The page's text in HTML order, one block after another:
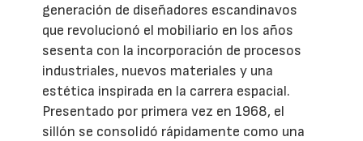
generación de diseñadores escandinavos
que revolucionó el mobiliario en los años
sesenta con la incorporación de procesos
industriales, nuevos materiales y una
estética inspirada en la carrera espacial.
Presentado por primera vez en 1968, el
sillón se consolidó rápidamente como una